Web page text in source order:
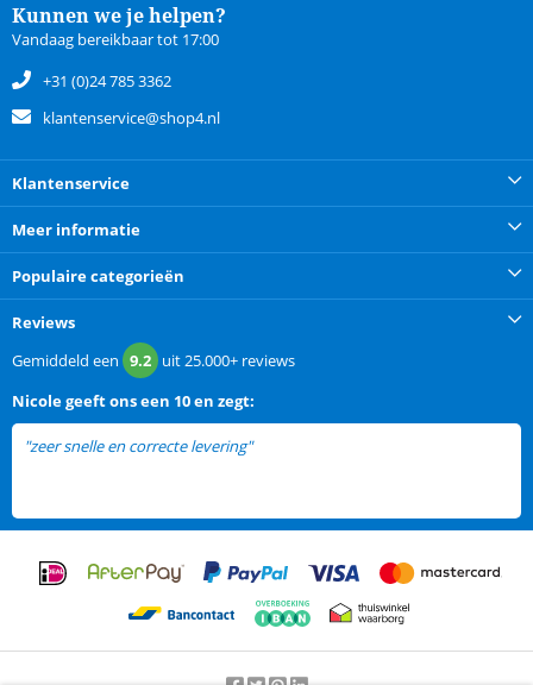
Kunnen we je helpen?
Vandaag bereikbaar tot 17:00
+31 (0)24 785 3362
klantenservice@shop4.nl
Klantenservice
Meer informatie
Populaire categorieën
Reviews
Gemiddeld een 9.2 uit25.000+ reviews
Nicolegeeft ons een 10 en zegt:
"zeer snelle en correcte levering"